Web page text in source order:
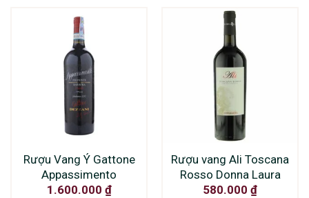
Rượu Vang Ý Gattone
Appassimento
1.600.000 ₫
Rượu vang Ali Toscana
Rosso Donna Laura
580.000 ₫